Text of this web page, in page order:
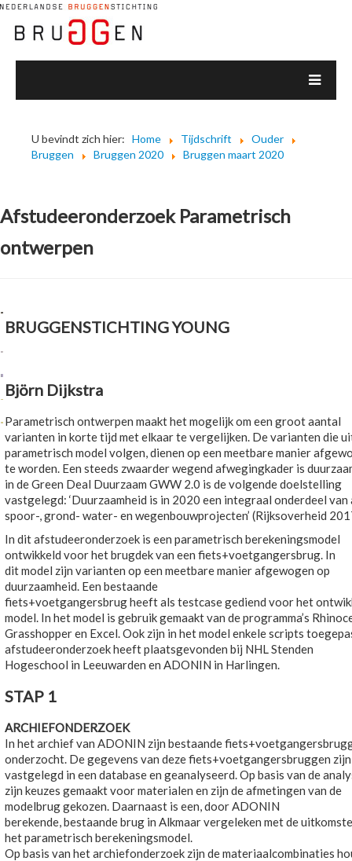
U bevindt zich hier: Home Tijdschrift
Ouder
Bruggen
Bruggen 2020 Bruggen maart 2020
Afstudeeronderzoek Parametrisch
ontwerpen
BRUGGENSTICHTING YOUNG
Björn Dijkstra
Parametrisch ontwerpen maakt het mogelijk om een groot aantal
varianten in korte tijd met elkaar te vergelijken. De varianten die
parametrisch model volgen, dienen op een meetbare manier
te worden. Een steeds zwaarder wegend afwegingkader is
in de Green Deal Duurzaam GWW 2.0 is de volgende doelstelling
vastgelegd: ‘Duurzaamheid is in 2020 een integraal onderdeel van
spoor-, grond- water- en wegenbouwprojecten’ (Rijksoverheid
In dit afstudeeronderzoek is een parametrisch berekeningsmodel
ontwikkeld voor het brugdek van een fiets+voetgangersbrug. In
dit model zijn varianten op een meetbare manier afgewogen op
duurzaamheid. Een bestaande
fiets+voetgangersbrug heeft als testcase gediend voor het
model. In het model is gebruik gemaakt van de programma’s
Grasshopper en Excel. Ook zijn in het model enkele scripts
afstudeeronderzoek heeft plaatsgevonden bij NHL Stenden
Hogeschool in Leeuwarden en ADONIN in Harlingen.
STAP 1
ARCHIEFONDERZOEK
In het archief van ADONIN zijn bestaande
onderzocht. De gegevens van deze fiets+voetgangersbruggen zijn
vastgelegd in een database en geanalyseerd. Op basis van de
zijn keuzes gemaakt voor materialen en zijn de afmetingen van de
modelbrug gekozen. Daarnaast is een, door ADONIN
berekende, bestaande brug in Alkmaar vergeleken met de
het parametrisch berekeningsmodel.
Op basis van het archiefonderzoek zijn de materiaalcombinaties